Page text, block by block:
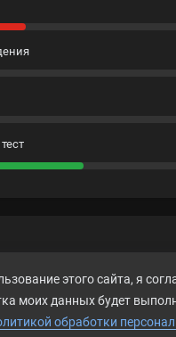
этого сайта, я
моих данных будет
обработки